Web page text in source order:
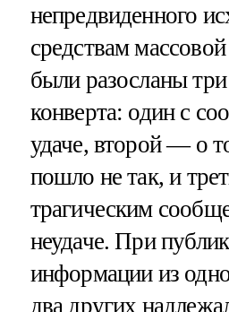
непредвиденного
средствам
были разосланы
конверта: один с
удаче, второй — о
пошло не так, и
трагическим
неудаче. При
информации из
два других